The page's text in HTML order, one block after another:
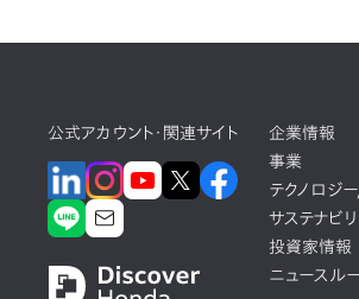
公式アカウント・関連サイト
企業情報
事業
テクノロジ
サステナビリ
投資家情報
ニュースル